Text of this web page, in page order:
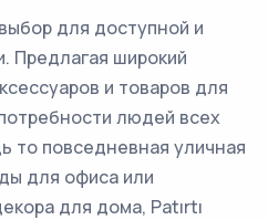
для доступной и
Предлагая широкий
и товаров для
людей всех
то повседневная уличная
для офиса или
для дома, Patırtı